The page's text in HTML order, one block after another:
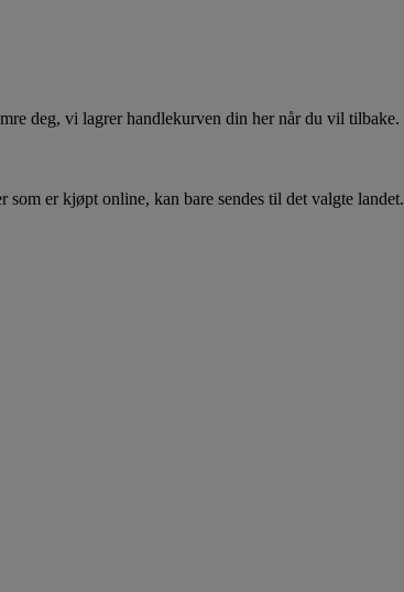
deg, vi lagrer handlekurven din her når du vil tilbake.
er kjøpt online, kan bare sendes til det valgte landet.